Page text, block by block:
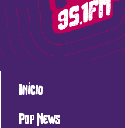
Início
Pop News